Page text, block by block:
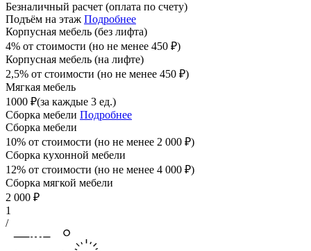
Безналичный расчет (оплата по счету)
Подъём на этаж Подробнее
Корпусная мебель (без лифта)
4% от стоимости (но не менее 450 ₽)
Корпусная мебель (на лифте)
2,5% от стоимости (но не менее 450 ₽)
Мягкая мебель
1000 ₽(за каждые 3 ед.)
Сборка мебели Подробнее
Сборка мебели
10% от стоимости (но не менее 2 000 ₽)
Сборка кухонной мебели
12% от стоимости (но не менее 4 000 ₽)
Сборка мягкой мебели
2 000 ₽
1
/